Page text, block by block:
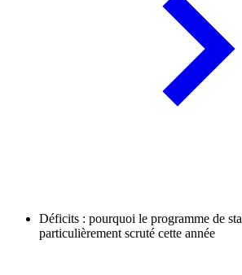
Déficits : pourquoi le programme de
particulièrement scruté cette année